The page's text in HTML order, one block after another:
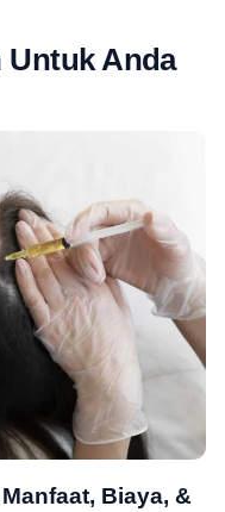
Untuk Anda
Biaya, &